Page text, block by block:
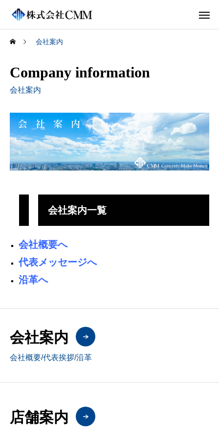
会社案内
Company information
会社案内
会社案内一覧
会社概要へ
代表メッセージへ
沿革へ
会社案内
会社概要/代表挨拶/沿革
店舗案内